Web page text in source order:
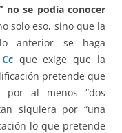
no se podía conocer
solo eso, sino que la
anterior se haga
que exige que la
pretende que
al menos “dos
siquiera por “una
lo que pretende